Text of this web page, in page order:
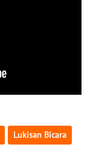
Lukisan Bicara